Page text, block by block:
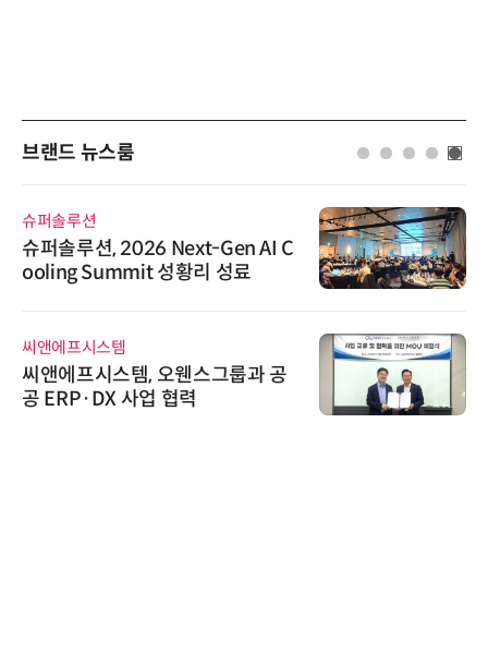
브랜드 뉴스룸
슈퍼솔루션
슈퍼솔루션, 2026 Next-Gen AI C
ooling Summit 성황리 성료
씨앤에프시스템
씨앤에프시스템, 오웬스그룹과 공
공 ERP·DX 사업 협력